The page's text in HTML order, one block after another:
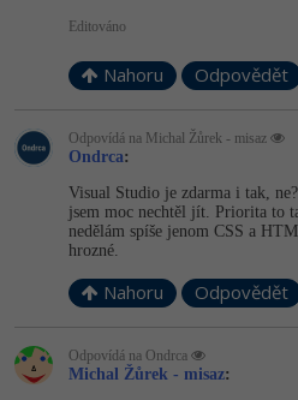
Elektronický podpis
Fórum
Editováno
Nahoru Odpovědět
Odpovídá na Michal Žůrek - misaz
Ondrca:
Visual Studio je zdarma i tak,
jsem moc nechtěl jít. Priorita to
nedělám spíše jenom CSS a
hrozné.
Nahoru Odpovědět
Odpovídá na Ondrca
Michal Žůrek - misaz: